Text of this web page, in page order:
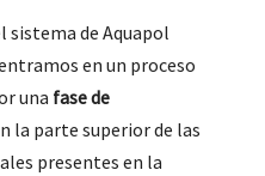
sistema de Aquapol
en un proceso
una fase de
la parte superior de las
presentes en la